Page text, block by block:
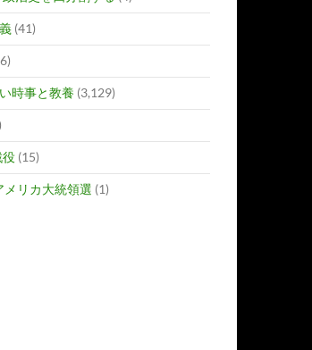
(41)
時事と教養 (3,129)
役 (15)
メリカ大統領選 (1)